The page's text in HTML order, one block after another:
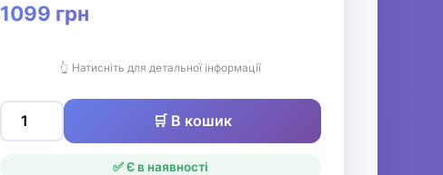
1099 грн
👆 Натисніть для детальної інформації
🛒 В кошик
✅ Є в наявності